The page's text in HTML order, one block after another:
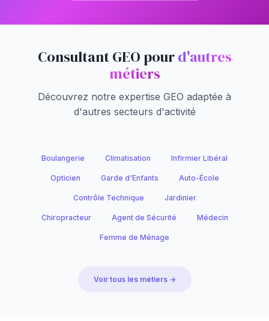
Consultant GEO pourd'autres
métiers
Découvrez notre expertise GEO adaptée à
d'autres secteurs d'activité
Boulangerie Climatisation Infirmier Libéral
Opticien Garde d'Enfants Auto-École
Contrôle Technique Jardinier
Chiropracteur Agent de Sécurité Médecin
Femme de Ménage
Voir tous les métiers →